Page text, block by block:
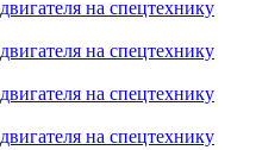
на спецтехнику
на спецтехнику
на спецтехнику
на спецтехнику